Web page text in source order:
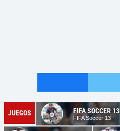
JUEGOS FIFA SOCCER 13
FIFA Soccer 13